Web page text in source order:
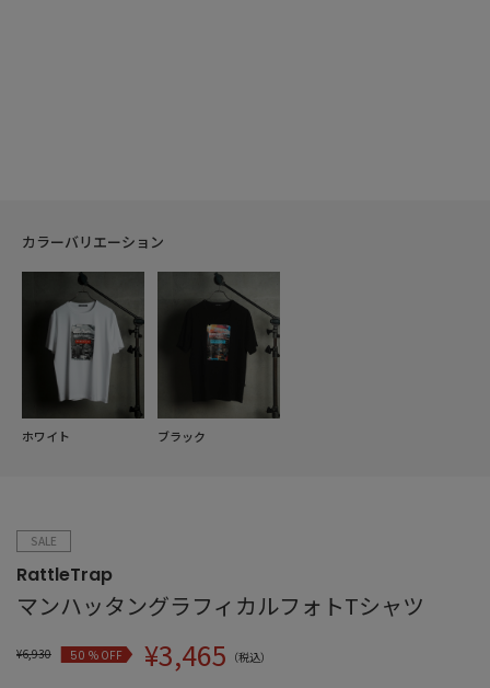
カラーバリエーション
ホワイト ブラック
SALE
RattleTrap
マンハッタングラフィカルフォトTシャツ
¥6,930 50% OFF ¥3,465 （税込）